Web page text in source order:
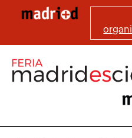
principal